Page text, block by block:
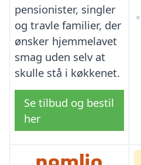
pensionister, singler
og travle familier, der
ønsker hjemmelavet
smag uden selv at
skulle stå i køkkenet.
Se tilbud og bestil
her